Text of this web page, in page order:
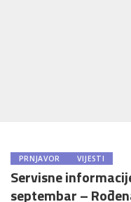
PRNJAVOR VIJESTI
Servisne
septembar –